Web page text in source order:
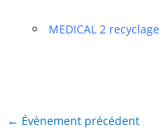
MEDICAL 2 recyclage
← Évènement précédent